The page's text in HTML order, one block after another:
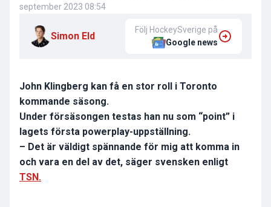
september 2023 08:54
Simon Eld
Följ HockeySverige på
Google news
John Klingberg kan få en stor roll i Toronto
kommande säsong.
Under försäsongen testas han nu som “point” i
lagets första powerplay-uppställning.
– Det är väldigt spännande för mig att komma in
och vara en del av det, säger svensken enligt
TSN.